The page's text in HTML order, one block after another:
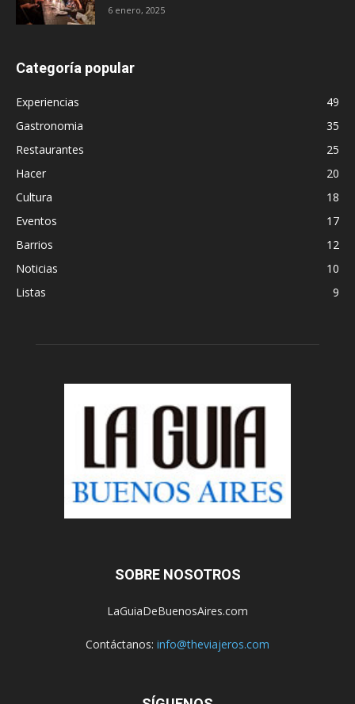
6 enero, 2025
Categoría popular
Experiencias
49
Gastronomia
35
Restaurantes
25
Hacer
20
Cultura
18
Eventos
17
Barrios
12
Noticias
10
Listas
9
SOBRE NOSOTROS
LaGuiaDeBuenosAires.com
Contáctanos: info@theviajeros.com